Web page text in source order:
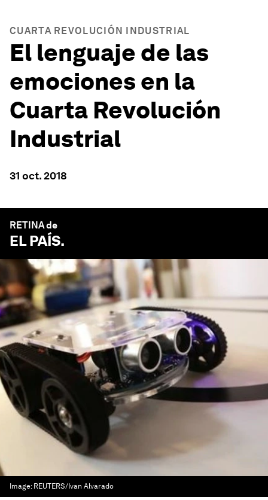
CUARTA REVOLUCIÓN INDUSTRIAL
El lenguaje de las
emociones en la
Cuarta Revolución
Industrial
31 oct. 2018
RETINA de
EL PAÍS.
Image: REUTERS/Ivan Alvarado